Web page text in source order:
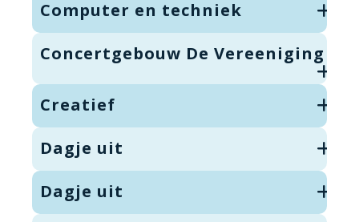
Computer en techniek
Concertgebouw De Vereeniging
Creatief
Dagje uit
Dagje uit